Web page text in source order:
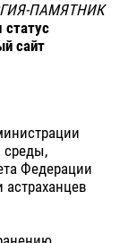
ПАМЯТНИК
статус
сайт
среды,
Федерации